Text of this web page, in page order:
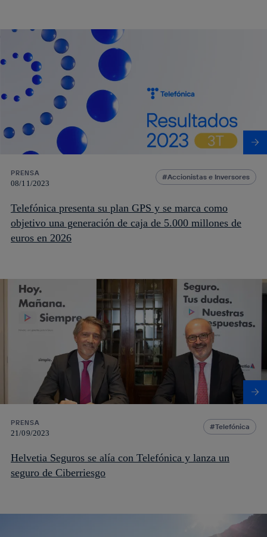
PRENSA
08/11/2023
Accionistas e Inversores
Telefónica presenta su plan GPS y se marca como
objetivo una generación de caja de 5.000 millones de
euros en 2026
PRENSA
21/09/2023
Telefónica
Helvetia Seguros se alía con Telefónica y lanza un
seguro de Ciberriesgo